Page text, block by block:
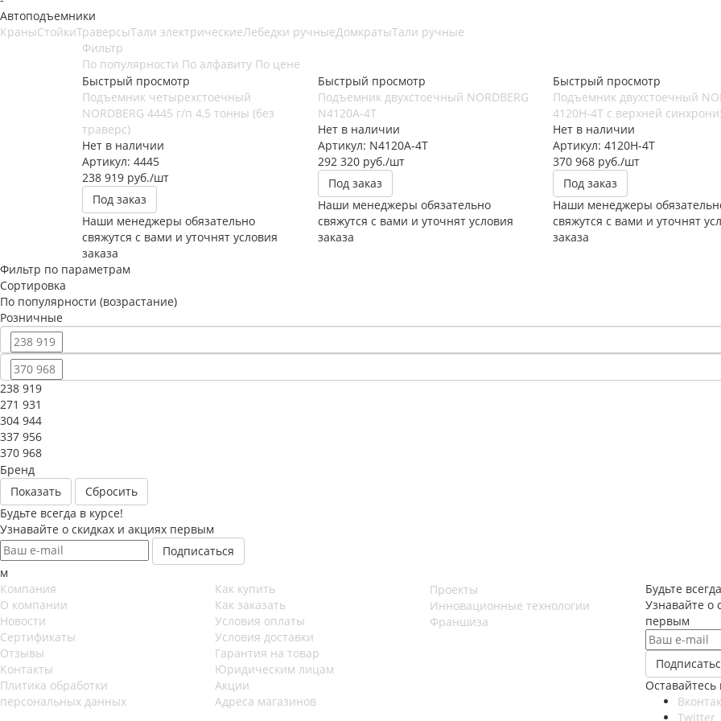
Автоподъемники
КраныСтойкиТраверсыТали электрическиеЛебедки ручныеДомкратыТали ручные
Фильтр
По популярности По алфавиту По цене
Быстрый просмотр
Подъемник четырехстоечный
NORDBERG 4445 г/п 4,5 тонны (без
траверс)
Нет в наличии
Артикул: 4445
238 919 руб./шт
Под заказ
Наши менеджеры обязательно
свяжутся с вами и уточнят условия
заказа
Быстрый просмотр
Подъемник двухстоечный NORDBERG
N4120A-4T
Нет в наличии
Артикул: N4120A-4T
292 320руб./шт
Под заказ
Наши менеджеры обязательно
свяжутся с вами и уточнят условия
заказа
Быстрый просмотр
Подъемник двухстоечный
4120H-4T с верхней
Нет в наличии
Артикул: 4120H-4T
370 968 руб./шт
Под заказ
Наши менеджеры
свяжутся с вами и уточнят
заказа
Фильтр по параметрам
Сортировка
По популярности (возрастание)
Розничные
238 919
271 931
304 944
337 956
370 968
Бренд
Сбросить
Будьте всегда в курсе!
Узнавайте о скидках и акциях первым
м
Компания
О компании
Новости
Сертификаты
Отзывы
Контакты
Плитика обработки
персональных данных
Как купить
Как заказать
Условия оплаты
Условия доставки
Гарантия на товар
Юридическим лицам
Акции
Адреса магазинов
Проекты
Инновационные технологии
Франшиза
Будьте
Узнавайте о
первым
Оставайтесь
Twitter